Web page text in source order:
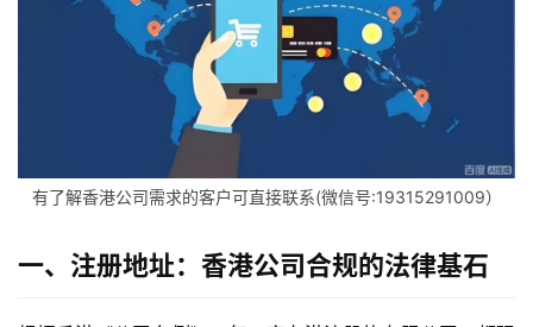
有了解香港公司需求的客户可直接联系(微信号:19315291009）
一、注册地址：香港公司合规的法律基石